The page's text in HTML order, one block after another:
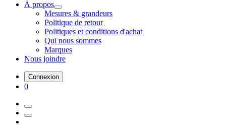
À propos
Mesures & grandeurs
Politique de retour
Politiques et conditions d'achat
Qui nous sommes
Marques
Nous joindre
Connexion
0